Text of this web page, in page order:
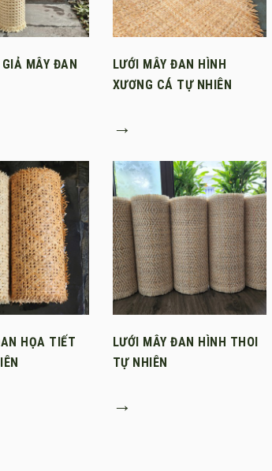
MÂY ĐAN
LƯỚI MÂY ĐAN HÌNH
XƯƠNG CÁ TỰ NHIÊN
→
HỌA TIẾT
LƯỚI MÂY ĐAN HÌNH THOI
TỰ NHIÊN
→